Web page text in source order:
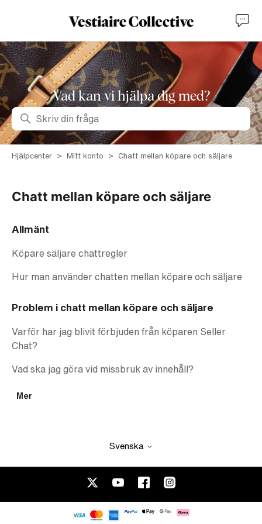
Vad kan vi hjälpa dig med?
Sök
Hjälpcenter Mitt konto Chatt mellan köpare och säljare
Allmänt
Köpare säljare chattregler
Hur man använder chatten mellan köpare och säljare
Problem i chatt mellan köpare och säljare
Varför har jag blivit förbjuden från köparen Seller
Chat?
Vad ska jag göra vid missbruk av innehåll?
Mer
Chatt mellan köpare och säljare
Svenska